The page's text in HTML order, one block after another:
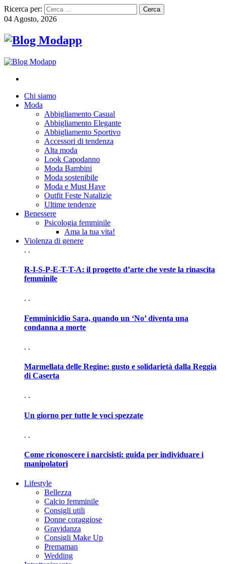
Ricerca per:
04 Agosto, 2026
Chi siamo
Moda
Abbigliamento Casual
Abbigliamento Elegante
Abbigliamento Sportivo
Accessori di tendenza
Alta moda
Look Capodanno
Moda Bambini
Moda sostenibile
Moda e Must Have
Outfit Feste Natalizie
Ultime tendenze
Benessere
Psicologia femminile
Ama la tua vita!
Violenza di genere
. .
R-I-S-P-E-T-T-A: il progetto d’arte che veste la rinascita
femminile
. .
Femminicidio Sara, quando un ‘No’ diventa una
condanna a morte
. .
Marmellata delle Regine: gusto e solidarietà dalla Reggia
di Caserta
. .
Un giorno per tutte le voci spezzate
. .
Come riconoscere i narcisisti: guida per individuare i
manipolatori
Lifestyle
Bellezza
Calcio femminile
Consigli utili
Donne coraggiose
Gravidanza
Consigli Make Up
Premaman
Wedding